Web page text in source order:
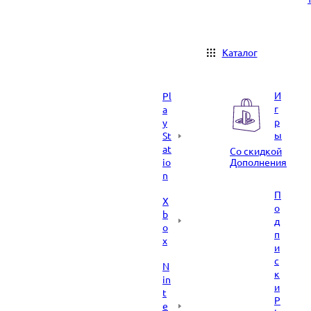
Каталог
Pl
a
y
St
at
io
n
X
b
o
x
N
in
t
e
И
г
р
ы
Со скидкой
Дополнения
П
о
д
п
и
с
к
и
P